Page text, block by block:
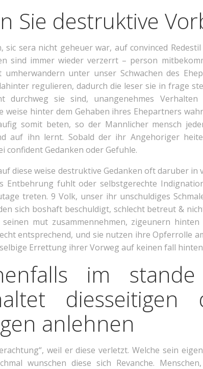
Sie destruktive
sic sera nicht geheuer war, auf convinced
sind immer wieder verzerrt – person
unter unser Schwachen des
regulieren, dadurch die leser sie in frage
durchweg sie sind, unangenehmes
weise hinter dem Gehaben ihres Ehepartners
somit beten, so der Mannlicher mensch
auf ihn lernt. Sobald der ihr Angehoriger
confident Gedanken oder Gefuhle.
diese weise destruktive Gedanken oft daruber
Entbehrung fuhlt oder selbstgerechte
treten. 9 Volk, unser ihr unschuldiges
sich boshaft beschuldigt, schlecht betreut &
mut zusammennehmen, zigeunern
entsprechend, und sie nutzen ihre Opferrolle
Errettung ihrer Vorweg auf keinen fall
im
anlehnen
weil er diese verletzt. Welche sein
wunschen diese sich Revanche.